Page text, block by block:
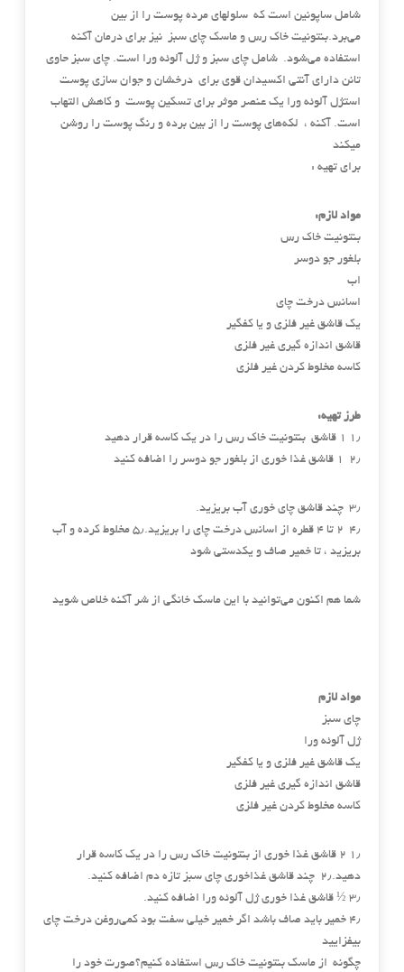
شامل ساپونین است که سلولهای مرده پوست را از بین
می‌برد.بنتونیت خاک رس و ماسک چای سبز نیز برای درمان آکنه
استفاده می‌شود. شامل چای سبز و ژل آلوئه ورا است. چای سبز حاوی
تانن دارای آنتی اکسیدان قوی برای درخشان و جوان سازی پوست
استژل آلوئه ورا یک عنصر موثر برای تسکین پوست و کاهش التهاب
است. آکنه ، لکه‌های پوست را از بین برده و رنگ پوست را روشن
میکند
برای تهیه :
مواد لازم:
بنتونیت خاک رس
بلغور جو دوسر
اب
اسانس درخت چای
یک قاشق غیر فلزی و یا کفگیر
قاشق اندازه گیری غیر فلزی
کاسه مخلوط کردن غیر فلزی
طرز تهیه:
۱٫ ۱ قاشق بنتونیت خاک رس را در یک کاسه قرار دهید
۲٫ ۱ قاشق غذا خوری از بلغور جو دوسر را اضافه کنید
۳٫ چند قاشق چای خوری آب بریزید.
۴٫ ۲ تا ۴ قطره از اسانس درخت چای را بریزید.۵٫ مخلوط کرده و آب
بریزید ، تا خمیر صاف و یکدستی شود
شما هم اکنون می‌توانید با این ماسک خانگی از شر آکنه خلاص شوید
مواد لازم
چای سبز
ژل آلوئه ورا
یک قاشق غیر فلزی و یا کفگیر
قاشق اندازه گیری غیر فلزی
کاسه مخلوط کردن غیر فلزی
۱٫ ۲ قاشق غذا خوری از بنتونیت خاک رس را در یک کاسه قرار
دهید.۲٫ چند قاشق غذاخوری چای سبز تازه دم اضافه کنید.
۳٫ ½ قاشق غذا خوری ژل آلوئه ورا اضافه کنید.
۴٫ خمیر باید صاف باشد اگر خمیر خیلی سفت بود کمی‌روغن درخت چای
بیفزایید
چگونه از ماسک بنتونیت خاک رس استفاده کنیم؟صورت خود را